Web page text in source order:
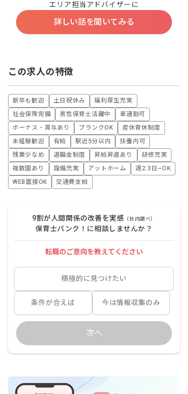
エリア担当アドバイザーに
詳しい話を聞いてみる
この求人の特徴
新卒も歓迎 土日祝休み
福利厚生充実
社会保険完備
男性保育士活躍中
車通勤可
ボーナス・賞与あり
ブランクOK
産休育休制度
未経験歓迎
有給 駅近5分以内
扶養内可
残業少なめ
退職金制度 昇給昇進あり
研修充実
複数園あり
設備充実 アットホーム
週2.3日~OK
WEB面接OK
交通費支給
9割が人間関係の改善を実感 （社内調べ）
保育士バンク！に相談しませんか？
転職のご意向を教えてください
積極的に見つけたい
条件が合えば 今は情報収集のみ
次へ